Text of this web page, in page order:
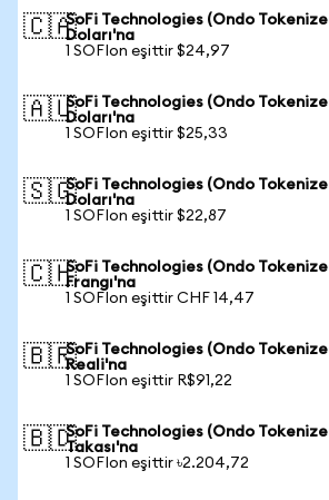
🇨🇦SoFi Technologies (Ondo
Doları'na
1 SOFIon eşittir $24,97
🇦🇺SoFi Technologies (Ondo
Doları'na
1 SOFIon eşittir $25,33
🇸🇬SoFi Technologies (Ondo
Doları'na
1 SOFIon eşittir $22,87
🇨🇭SoFi Technologies (Ondo
Frangı'na
1 SOFIon eşittir CHF 14,47
🇧🇷SoFi Technologies (Ondo
Reali'na
1 SOFIon eşittir R$91,22
🇧🇩SoFi Technologies (Ondo
Takası'na
1 SOFIon eşittir ৳2.204,72